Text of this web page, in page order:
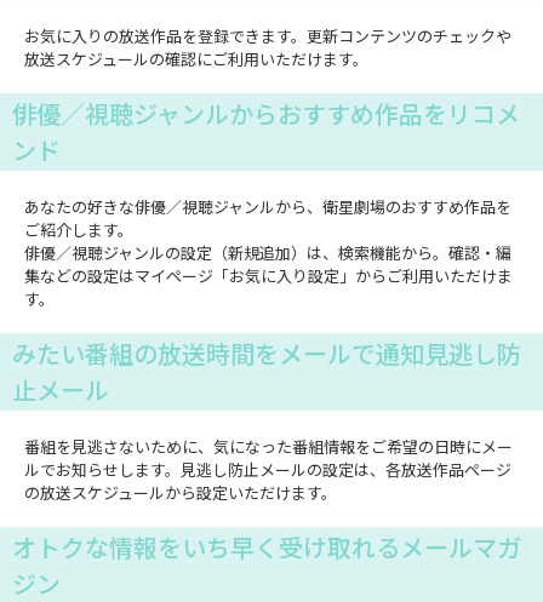
お気に入りの放送作品を登録できます。更新コンテンツのチェックや
放送スケジュールの確認にご利用いただけます。
俳優／視聴ジャンルからおすすめ作品をリコメ
ンド
あなたの好きな俳優／視聴ジャンルから、衛星劇場のおすすめ作品を
ご紹介します。
俳優／視聴ジャンルの設定（新規追加）は、検索機能から。確認・編
集などの設定はマイページ「お気に入り設定」からご利用いただけま
す。
みたい番組の放送時間をメールで通知見逃し防
止メール
番組を見逃さないために、気になった番組情報をご希望の日時にメー
ルでお知らせします。見逃し防止メールの設定は、各放送作品ページ
の放送スケジュールから設定いただけます。
オトクな情報をいち早く受け取れるメールマガ
ジン